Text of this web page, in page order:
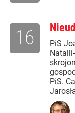
PiS
PiS.
16